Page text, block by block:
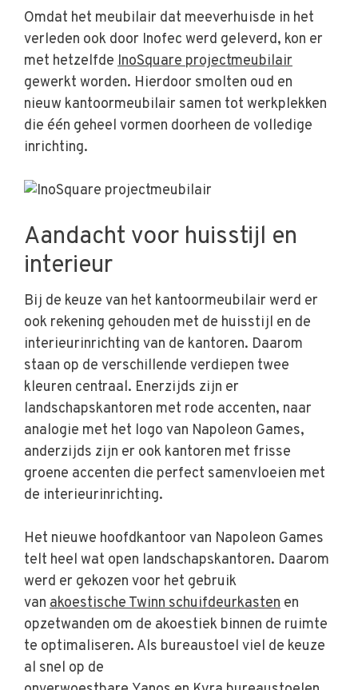
Omdat het meubilair dat meeverhuisde in het
verleden ook door Inofec werd geleverd, kon er
met hetzelfde InoSquare projectmeubilair
gewerkt worden. Hierdoor smolten oud en
nieuw kantoormeubilair samen tot werkplekken
die één geheel vormen doorheen de volledige
inrichting.
Aandacht voor huisstijl en
interieur
Bij de keuze van het kantoormeubilair werd er
ook rekening gehouden met de huisstijl en de
interieurinrichting van de kantoren. Daarom
staan op de verschillende verdiepen twee
kleuren centraal. Enerzijds zijn er
landschapskantoren met rode accenten, naar
analogie met het logo van Napoleon Games,
anderzijds zijn er ook kantoren met frisse
groene accenten die perfect samenvloeien met
de interieurinrichting.
Het nieuwe hoofdkantoor van Napoleon Games
telt heel wat open landschapskantoren. Daarom
werd er gekozen voor het gebruik
van akoestische Twinn schuifdeurkasten en
opzetwanden om de akoestiek binnen de ruimte
te optimaliseren. Als bureaustoel viel de keuze
al snel op de